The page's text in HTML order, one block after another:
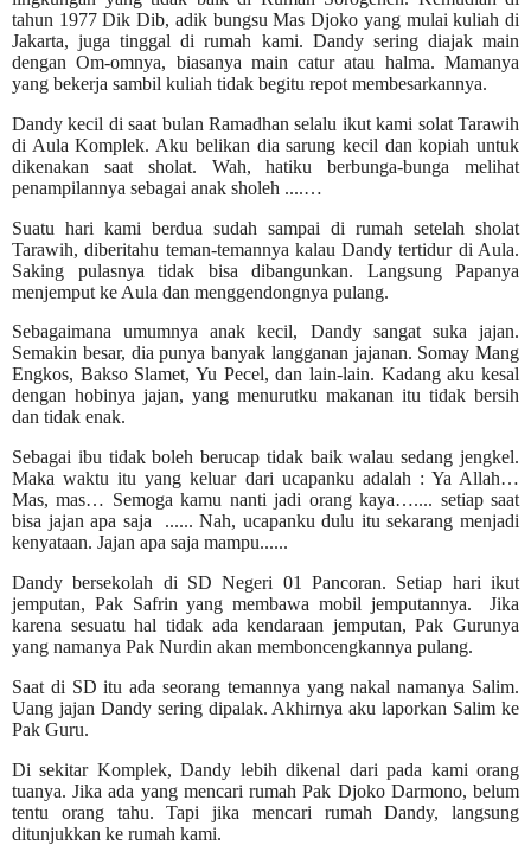
tahun 1977 Dik Dib, adik bungsu Mas Djoko yang mulai kuliah di
Jakarta, juga tinggal di rumah kami. Dandy sering diajak main
dengan Om-omnya, biasanya main catur atau halma. Mamanya
yang bekerja sambil kuliah tidak begitu repot membesarkannya.
Dandy kecil di saat bulan Ramadhan selalu ikut kami solat Tarawih
di Aula Komplek. Aku belikan dia sarung kecil dan kopiah untuk
dikenakan saat sholat. Wah, hatiku berbunga-bunga melihat
penampilannya sebagai anak sholeh ....…
Suatu hari kami berdua sudah sampai di rumah setelah sholat
Tarawih, diberitahu teman-temannya kalau Dandy tertidur di Aula.
Saking pulasnya tidak bisa dibangunkan. Langsung Papanya
menjemput ke Aula dan menggendongnya pulang.
Sebagaimana umumnya anak kecil, Dandy sangat suka jajan.
Semakin besar, dia punya banyak langganan jajanan. Somay Mang
Engkos, Bakso Slamet, Yu Pecel, dan lain-lain. Kadang aku kesal
dengan hobinya jajan, yang menurutku makanan itu tidak bersih
dan tidak enak.
Sebagai ibu tidak boleh berucap tidak baik walau sedang jengkel.
Maka waktu itu yang keluar dari ucapanku adalah : Ya Allah…
Mas, mas… Semoga kamu nanti jadi orang kaya….... setiap saat
bisa jajan apa saja ......Nah, ucapanku dulu itu sekarang menjadi
kenyataan. Jajan apa saja mampu......
Dandy bersekolah di SD Negeri 01 Pancoran. Setiap hari ikut
jemputan, Pak Safrin yang membawa mobil jemputannya. Jika
karena sesuatu hal tidak ada kendaraan jemputan, Pak Gurunya
yang namanya Pak Nurdin akan memboncengkannya pulang.
Saat di SD itu ada seorang temannya yang nakal namanya Salim.
Uang jajan Dandy sering dipalak. Akhirnya aku laporkan Salim ke
Pak Guru.
Di sekitar Komplek, Dandy lebih dikenal dari pada kami orang
tuanya. Jika ada yang mencari rumah Pak Djoko Darmono, belum
tentu orang tahu. Tapi jika mencari rumah Dandy, langsung
ditunjukkan ke rumah kami.